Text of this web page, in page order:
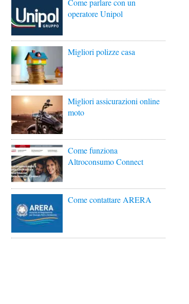
Come parlare con un
operatore Unipol
Migliori polizze casa
Migliori assicurazioni online
moto
Come funziona
Altroconsumo Connect
Come contattare ARERA